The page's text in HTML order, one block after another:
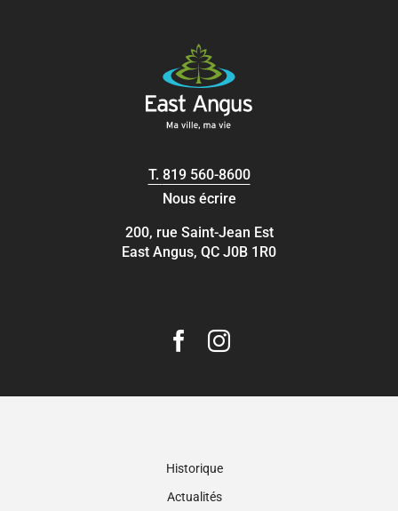
T. 819 560-8600
Nous écrire
200, rue Saint-Jean Est
East Angus, QC J0B 1R0
Historique
Actualités